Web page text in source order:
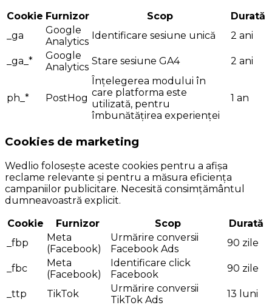
Cookie Furnizor Scop
Durată
_ga
Google
Analytics
Identificare sesiune unică 2 ani
_ga_*
Google
Analytics
Stare sesiune GA4 2 ani
ph_* PostHog
Înțelegerea modului în
care platforma este
utilizată, pentru
îmbunătățirea experienței
1 an
Cookies de marketing
Wedlio folosește aceste cookies pentru a afișa
reclame relevante și pentru a măsura eficiența
campaniilor publicitare. Necesită consimțământul
dumneavoastră explicit.
Cookie
Furnizor Scop
Durată
_fbp
Meta
(Facebook)
Urmărire conversii
Facebook Ads
90 zile
_fbc
Meta
(Facebook)
Identificare click
Facebook
90 zile
_ttp TikTok
Urmărire conversii
TikTok Ads
13 luni